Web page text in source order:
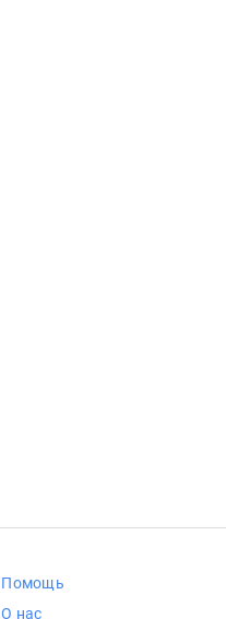
Помощь
О нас